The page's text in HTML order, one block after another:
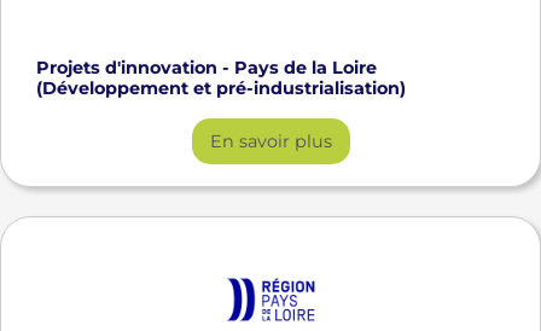
Projets d'innovation - Pays de la Loire
(Développement et pré-industrialisation)
En savoir plus